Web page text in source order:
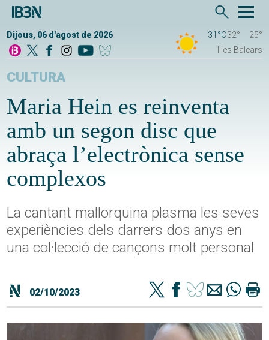
Dijous, 06 d'agost de 2026 31°C32°
25°
Illes Balears
CULTURA
Maria Hein es reinventa
amb un segon disc que
abraça l’electrònica sense
complexos
La cantant mallorquina plasma les seves
experiències dels darrers dos anys en
una col·lecció de cançons molt personal
02/10/2023